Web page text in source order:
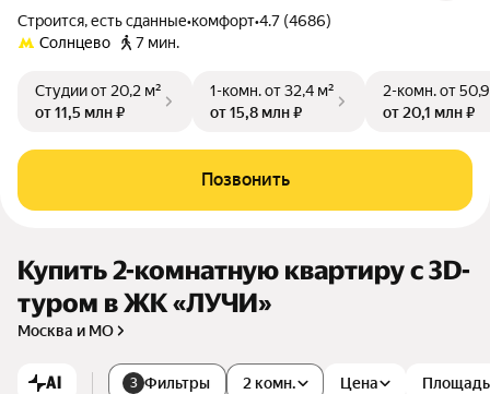
Строится, есть сданные•комфорт•4.7 (4686)
Солнцево
7 мин.
Студииот 20,2 м²
от 11,5 млн ₽
1-комн.от 32,4 м²
от 15,8 млн ₽
2-комн.от
от 20,1 млн ₽
Позвонить
Купить 2-комнатную квартиру c 3D-
туром в ЖК «ЛУЧИ»
Москва и МО
AI 3 Фильтры 2 комн. Цена Площадь